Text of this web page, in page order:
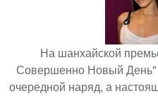
На шанхайской
Совершенно Новый День"
очередной наряд, а